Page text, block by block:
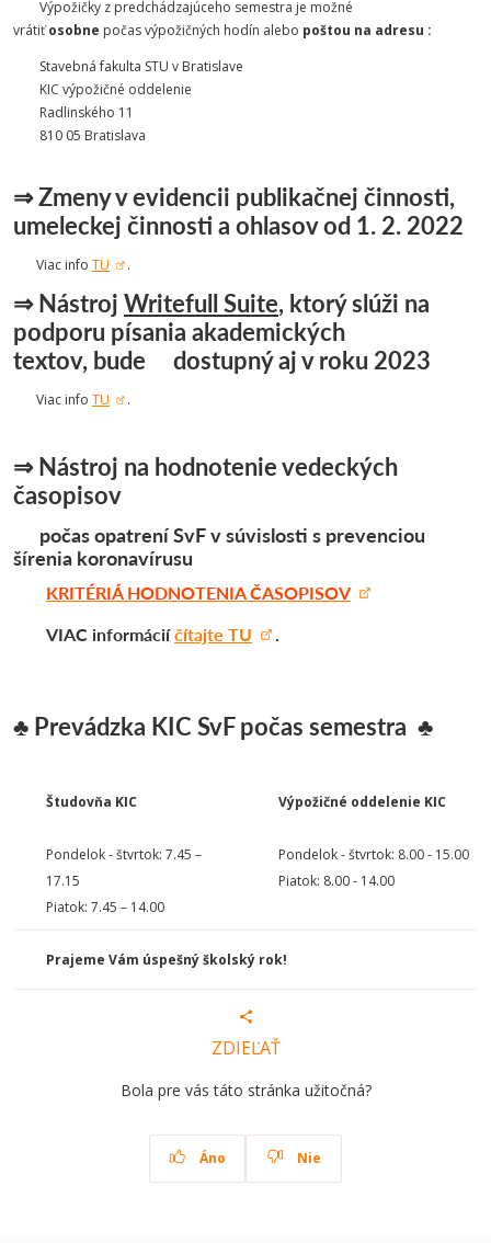
Výpožičky z predchádzajúceho semestra je možné
vrátiťosobne počas výpožičných hodín alebo poštou na adresu :
Stavebná fakulta STU v Bratislave
KIC výpožičné oddelenie
Radlinského 11
810 05 Bratislava
⇒ Zmeny v evidencii publikačnej činnosti,
umeleckej činnosti a ohlasov od 1. 2. 2022
Viac info TU .
⇒NástrojWritefull Suite, ktorý slúži na
podporu písania akademických
textov, bude dostupný aj v roku 2023
Viac info TU .
⇒Nástroj na hodnotenie vedeckých
časopisov
počas opatrení SvF v súvislosti s prevenciou
šírenia koronavírusu
KRITÉRIÁ HODNOTENIA ČASOPISOV
VIAC informáciíčítajte TU .
♣ Prevádzka KIC SvF počas semestra ♣
Študovňa KIC
Pondelok - štvrtok: 7.45 –
17.15
Piatok: 7.45 – 14.00
Výpožičné oddelenie KIC
Pondelok - štvrtok: 8.00 - 15.00
Piatok: 8.00 - 14.00
Prajeme Vám úspešný školský rok!
ZDIEĽAŤ
Bola pre vás táto stránka užitočná?
Áno Nie